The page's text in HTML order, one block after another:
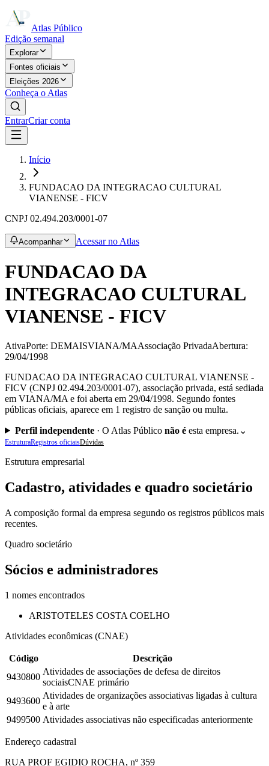
Atlas Público
Edição semanal
Explorar
Fontes oficiais
Eleições 2026
Conheça o Atlas
EntrarCriar conta
Início
FUNDACAO DA INTEGRACAO CULTURAL
VIANENSE - FICV
CNPJ 02.494.203/0001-07
Acompanhar Acessar no Atlas
FUNDACAO DA
INTEGRACAO CULTURAL
VIANENSE - FICV
AtivaPorte: DEMAISVIANA/MAAssociação PrivadaAbertura:
29/04/1998
FUNDACAO DA INTEGRACAO CULTURAL VIANENSE -
FICV (CNPJ 02.494.203/0001-07), associação privada, está sediada
em VIANA/MA e foi aberta em 29/04/1998. Segundo fontes
públicas oficiais, aparece em 1 registro de sanção ou multa.
Perfil independente· O Atlas Público não éesta empresa. ⌄
EstruturaRegistros oficiaisDúvidas
Estrutura empresarial
Cadastro, atividades e quadro societário
A composição formal da empresa segundo os registros públicos mais
recentes.
Quadro societário
Sócios e administradores
1 nomes encontrados
ARISTOTELES COSTA COELHO
Atividades econômicas (CNAE)
Código
Descrição
9430800
Atividades de associações de defesa de direitos
sociaisCNAE primário
9493600
Atividades de organizações associativas ligadas à cultura
e à arte
9499500 Atividades associativas não especificadas anteriormente
Endereço cadastral
RUA PROF EGIDIO ROCHA, nº 359